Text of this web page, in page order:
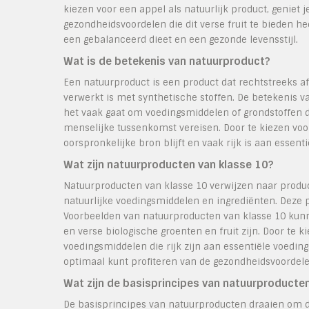
kiezen voor een appel als natuurlijk product, geniet
gezondheidsvoordelen die dit verse fruit te bieden
een gebalanceerd dieet en een gezonde levensstijl.
Wat is de betekenis van natuurproduct?
Een natuurproduct is een product dat rechtstreeks
verwerkt is met synthetische stoffen. De betekenis
het vaak gaat om voedingsmiddelen of
menselijke tussenkomst vereisen. Door te kiezen
oorspronkelijke bron blijft en vaak rijk is aan
Wat zijn natuurproducten van klasse 10?
Natuurproducten van klasse 10 verwijzen naar
natuurlijke voedingsmiddelen en ingrediënten.
Voorbeelden van natuurproducten van klasse 10
en verse biologische groenten en fruit zijn. Door te
voedingsmiddelen die rijk zijn aan essentiële
optimaal kunt profiteren van de
Wat zijn de basisprincipes van
De basisprincipes van natuurproducten draaien om